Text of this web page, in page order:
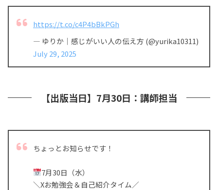
https://t.co/c4P4bBkPGh
— ゆりか｜感じがいい人の伝え方 (@yurika10311)
July 29, 2025
【出版当日】7月30日：講師担当
ちょっとお知らせです！
7月30日（水）
＼Xお勉強会＆自己紹介タイム／